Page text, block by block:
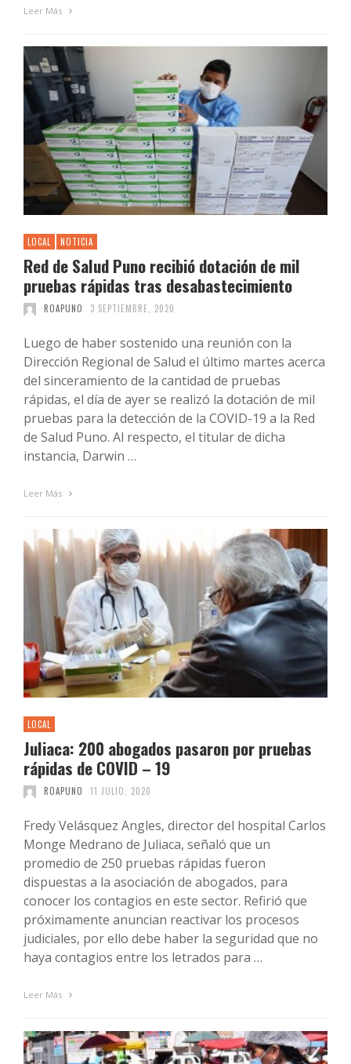
Leer Más
LOCAL NOTICIA
Red de Salud Puno recibió dotación de mil
pruebas rápidas tras desabastecimiento
ROAPUNO 3 SEPTIEMBRE, 2020
Luego de haber sostenido una reunión con la
Dirección Regional de Salud el último martes acerca
del sinceramiento de la cantidad de pruebas
rápidas, el día de ayer se realizó la dotación de mil
pruebas para la detección de la COVID-19 a la Red
de Salud Puno. Al respecto, el titular de dicha
instancia, Darwin …
Leer Más
LOCAL
Juliaca: 200 abogados pasaron por pruebas
rápidas de COVID – 19
ROAPUNO 11 JULIO, 2020
Fredy Velásquez Angles, director del hospital Carlos
Monge Medrano de Juliaca, señaló que un
promedio de 250 pruebas rápidas fueron
dispuestas a la asociación de abogados, para
conocer los contagios en este sector. Refirió que
próximamente anuncian reactivar los procesos
judiciales, por ello debe haber la seguridad que no
haya contagios entre los letrados para …
Leer Más